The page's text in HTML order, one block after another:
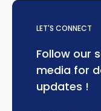
LET'S CONNECT
Follow our
media for
updates !